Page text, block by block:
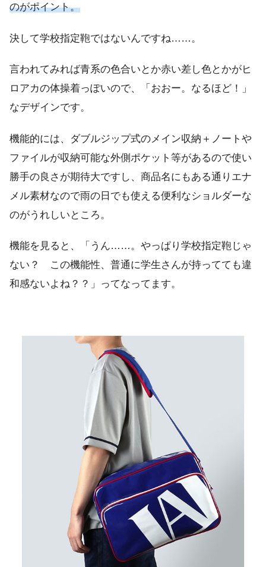
のがポイント。
決して学校指定鞄ではないんですね……。
言われてみれば青系の色合いとか赤い差し色とかがヒ
ロアカの体操着っぽいので、「おおー。なるほど！」
なデザインです。
機能的には、ダブルジップ式のメイン収納＋ノートや
ファイルが収納可能な外側ポケット等があるので使い
勝手の良さが期待大ですし、商品名にもある通りエナ
メル素材なので雨の日でも使える便利なショルダーな
のがうれしいところ。
機能を見ると、「うん……。やっぱり学校指定鞄じゃ
ない？ この機能性、普通に学生さんが持ってても違
和感ないよね？？」ってなってます。